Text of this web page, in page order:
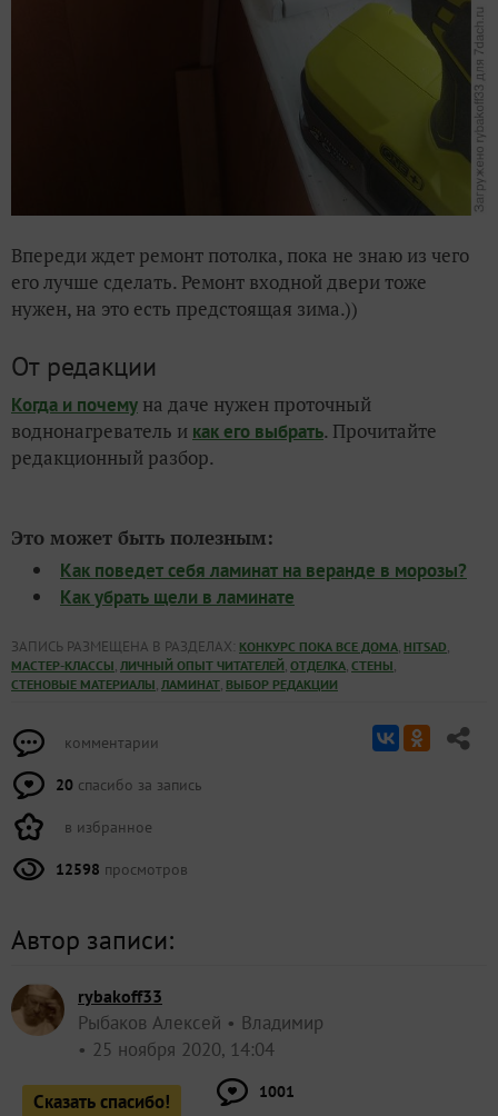
Впереди ждет ремонт потолка, пока не знаю из чего
его лучше сделать. Ремонт входной двери тоже
нужен, на это есть предстоящая зима.))
От редакции
Когда и почему на даче нужен проточный
воднонагреватель и как его выбрать. Прочитайте
редакционный разбор.
Это может быть полезным:
Как поведет себя ламинат на веранде в морозы?
Как убрать щели в ламинате
ЗАПИСЬ РАЗМЕЩЕНА В РАЗДЕЛАХ: КОНКУРС ПОКА ВСЕ ДОМА, HITSAD,
МАСТЕР-КЛАССЫ, ЛИЧНЫЙ ОПЫТ ЧИТАТЕЛЕЙ, ОТДЕЛКА, СТЕНЫ,
СТЕНОВЫЕ МАТЕРИАЛЫ, ЛАМИНАТ, ВЫБОР РЕДАКЦИИ
комментарии
20 спасибо за запись
в избранное
12598 просмотров
Автор записи:
rybakoff33
Рыбаков Алексей
Владимир
25 ноября 2020, 14:04
Сказать спасибо! 1001